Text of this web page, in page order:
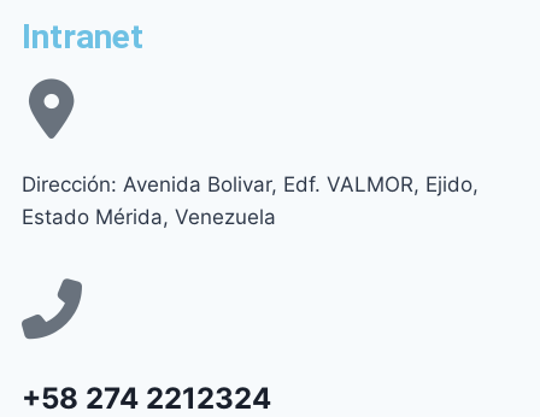
Intranet
Dirección: Avenida Bolivar, Edf. VALMOR, Ejido,
Estado Mérida, Venezuela
+58 274 2212324